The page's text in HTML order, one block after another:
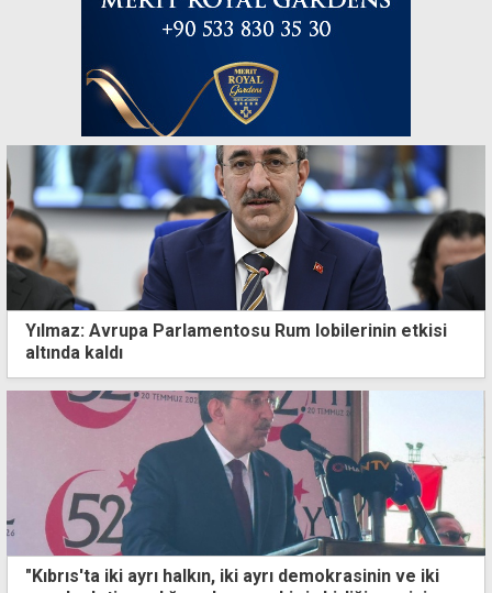
Yılmaz: Avrupa Parlamentosu Rum lobilerinin etkisi
altında kaldı
"Kıbrıs'ta iki ayrı halkın, iki ayrı demokrasinin ve iki